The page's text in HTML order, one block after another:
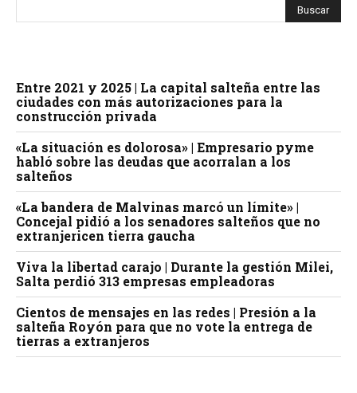
Entre 2021 y 2025 | La capital salteña entre las
ciudades con más autorizaciones para la
construcción privada
«La situación es dolorosa» | Empresario pyme
habló sobre las deudas que acorralan a los
salteños
«La bandera de Malvinas marcó un límite» |
Concejal pidió a los senadores salteños que no
extranjericen tierra gaucha
Viva la libertad carajo | Durante la gestión Milei,
Salta perdió 313 empresas empleadoras
Cientos de mensajes en las redes | Presión a la
salteña Royón para que no vote la entrega de
tierras a extranjeros